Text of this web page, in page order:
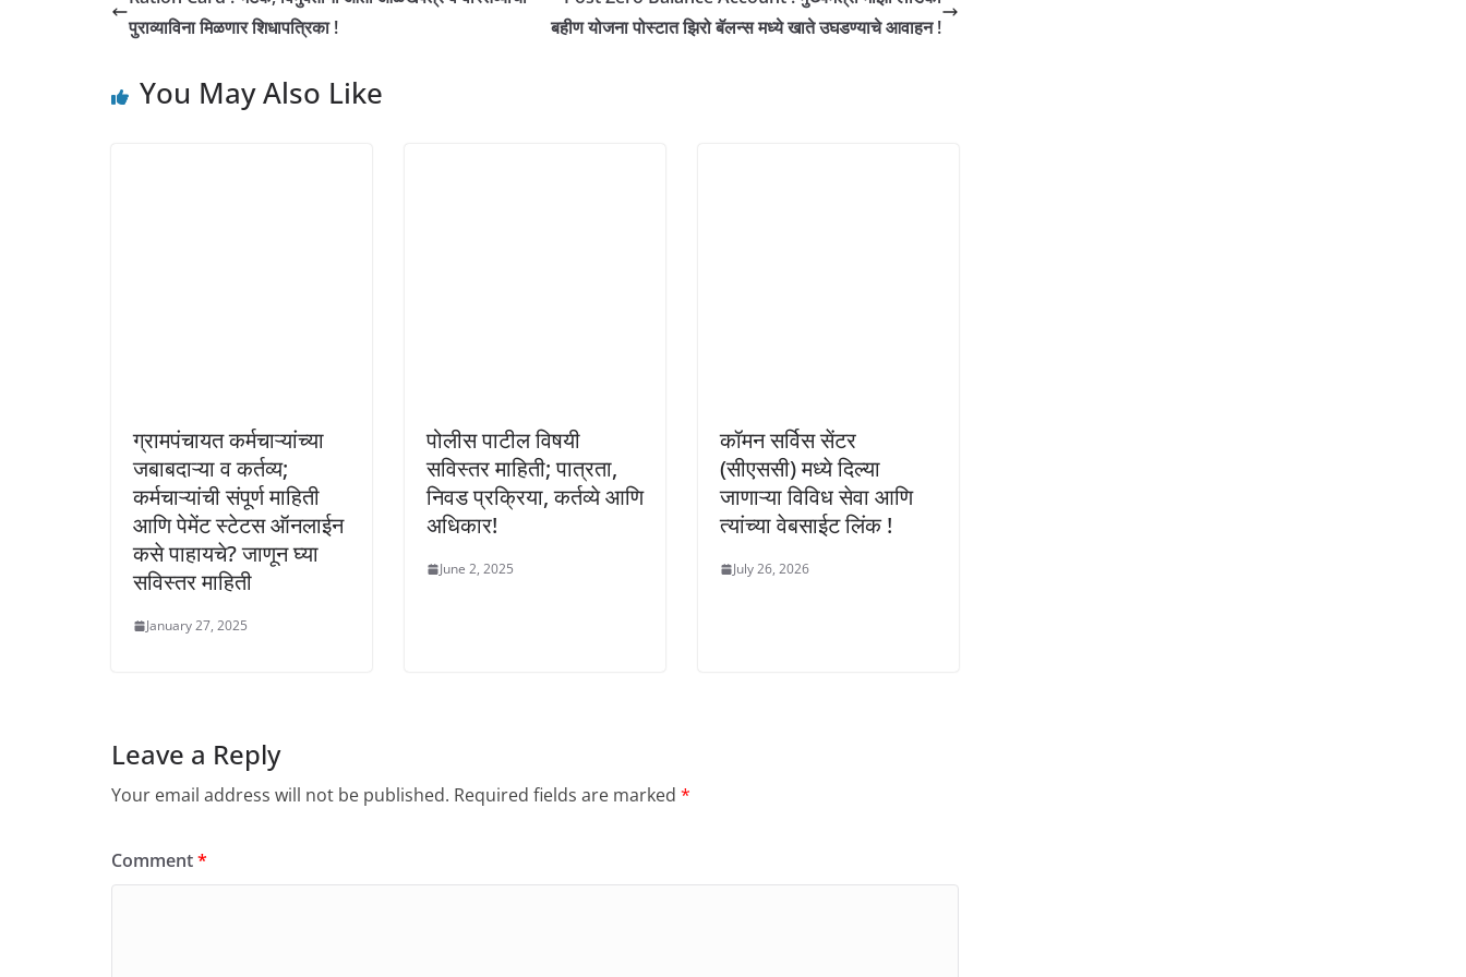
पुराव्याविना मिळणार शिधापत्रिका !
बहीण योजना पोस्टात झिरो बॅलन्स मध्ये खाते उघडण्याचे आवाहन !
You May Also Like
ग्रामपंचायत कर्मचाऱ्यांच्या
जबाबदाऱ्या व कर्तव्य;
कर्मचाऱ्यांची संपूर्ण माहिती
आणि पेमेंट स्टेटस ऑनलाईन
कसे पाहायचे? जाणून घ्या
सविस्तर माहिती
January 27, 2025
पोलीस पाटील विषयी
सविस्तर माहिती; पात्रता,
निवड प्रक्रिया, कर्तव्ये आणि
अधिकार!
June 2, 2025
कॉमन सर्विस सेंटर
(सीएससी) मध्ये दिल्या
जाणाऱ्या विविध सेवा आणि
त्यांच्या वेबसाईट लिंक !
July 26, 2026
Leave a Reply
Your email address will not be published. Required fields are marked *
Comment*